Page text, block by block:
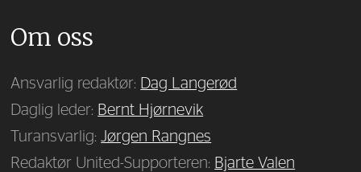
Om oss
Ansvarlig redaktør: Dag Langerød
Daglig leder: Bernt Hjørnevik
Turansvarlig:Jørgen Rangnes
Redaktør United-Supporteren: Bjarte Valen